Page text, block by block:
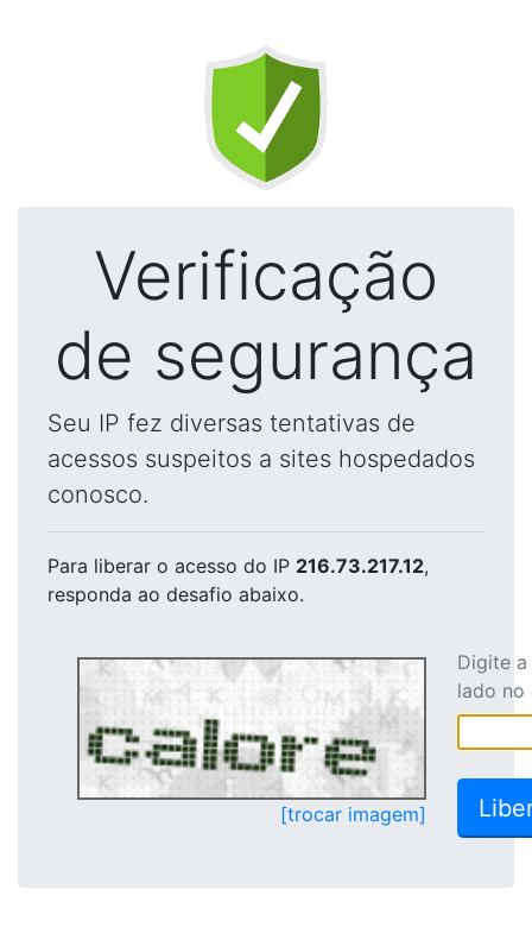
Verificação
de segurança
Seu IP fez diversas tentativas de
acessos suspeitos a sites hospedados
conosco.
Para liberar o acesso do IP 216.73.217.12,
responda ao desafio abaixo.
[trocar imagem]
Digite
lado no